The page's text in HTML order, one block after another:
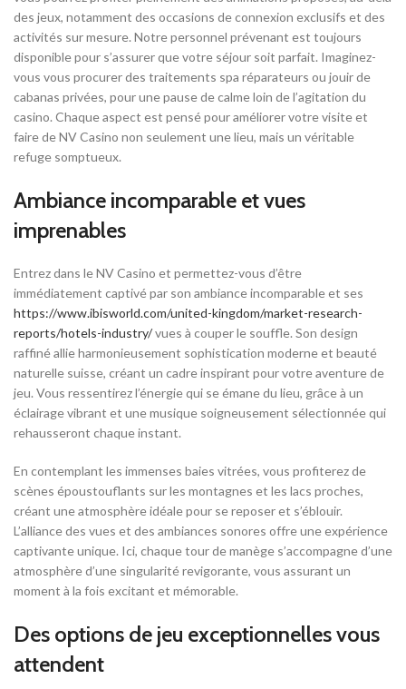
des jeux, notamment des occasions de connexion exclusifs et des
activités sur mesure. Notre personnel prévenant est toujours
disponible pour s’assurer que votre séjour soit parfait. Imaginez-
vous vous procurer des traitements spa réparateurs ou jouir de
cabanas privées, pour une pause de calme loin de l’agitation du
casino. Chaque aspect est pensé pour améliorer votre visite et
faire de NV Casino non seulement une lieu, mais un véritable
refuge somptueux.
Ambiance incomparable et vues
imprenables
Entrez dans le NV Casino et permettez-vous d’être
immédiatement captivé par son ambiance incomparable et ses
https://www.ibisworld.com/united-kingdom/market-research-
reports/hotels-industry/vues à couper le souffle. Son design
raffiné allie harmonieusement sophistication moderne et beauté
naturelle suisse, créant un cadre inspirant pour votre aventure de
jeu. Vous ressentirez l’énergie qui se émane du lieu, grâce à un
éclairage vibrant et une musique soigneusement sélectionnée qui
rehausseront chaque instant.
En contemplant les immenses baies vitrées, vous profiterez de
scènes époustouflants sur les montagnes et les lacs proches,
créant une atmosphère idéale pour se reposer et s’éblouir.
L’alliance des vues et des ambiances sonores offre une expérience
captivante unique. Ici, chaque tour de manège s’accompagne d’une
atmosphère d’une singularité revigorante, vous assurant un
moment à la fois excitant et mémorable.
Des options de jeu exceptionnelles vous
attendent